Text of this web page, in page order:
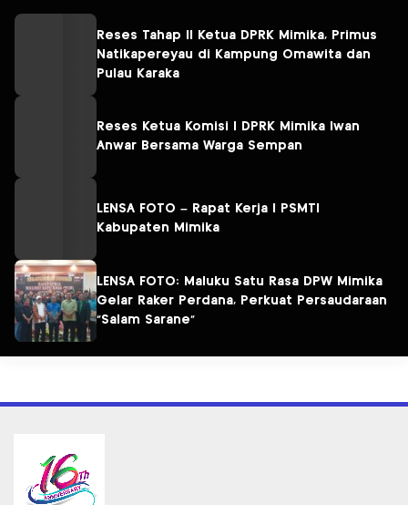
Reses Tahap II Ketua DPRK Mimika, Primus
Natikapereyau di Kampung Omawita dan
Pulau Karaka
Reses Ketua Komisi I DPRK Mimika Iwan
Anwar Bersama Warga Sempan
LENSA FOTO – Rapat Kerja I PSMTI
Kabupaten Mimika
LENSA FOTO: Maluku Satu Rasa DPW Mimika
Gelar Raker Perdana, Perkuat Persaudaraan
“Salam Sarane”